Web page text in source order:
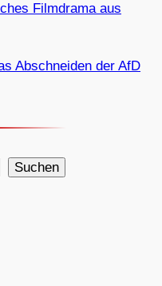
Film­drama aus
Abschnei­den der AfD
Suchen